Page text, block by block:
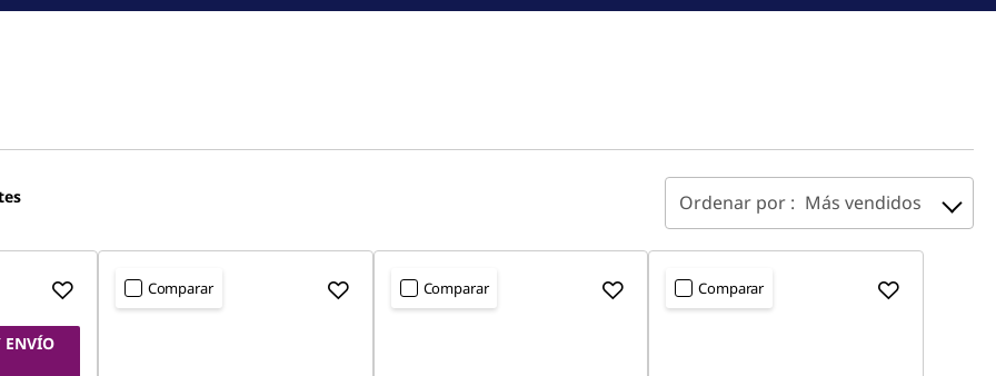
Ordenar por : Más vendidos
ENVÍO
Comparar Comparar Comparar